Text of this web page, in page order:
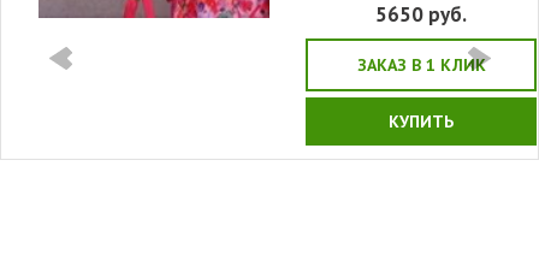
5650 руб.
ЗАКАЗ В 1 КЛИК
КУПИТЬ